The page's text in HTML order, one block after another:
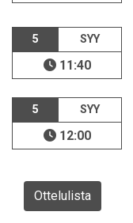
5 SYY
11:40
5 SYY
12:00
Ottelulista